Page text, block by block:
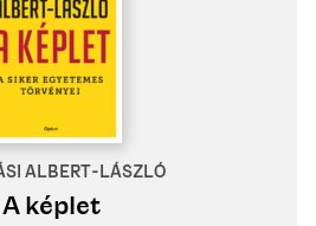
ALBERT-LÁSZLÓ
A képlet